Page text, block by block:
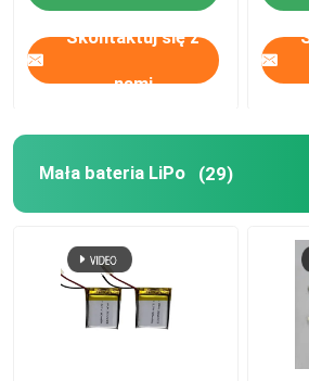
Produkty
Filmy
Skontaktuj się z
nami
Mała bateria LiPo (29)